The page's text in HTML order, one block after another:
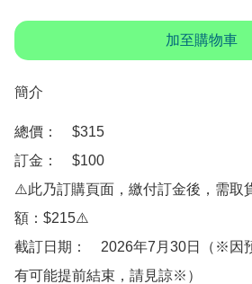
加至購物車
簡介
總價：　$315
訂金：　$100
⚠️此乃訂購頁面，繳付訂金後，需取
額：$215⚠️
截訂日期：　2026年7月30日（※因
有可能提前結束，請見諒※）